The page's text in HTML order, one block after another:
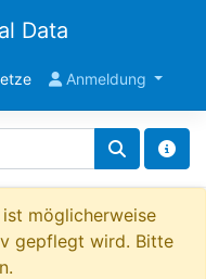
Data
Anmeldung
möglicherweise
gepflegt wird. Bitte